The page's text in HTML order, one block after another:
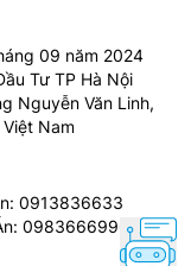
09 năm 2024
Tư TP Hà Nội
Nguyễn Văn Linh,
Nam
0913836633
0983666996